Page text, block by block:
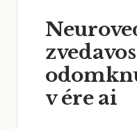
v ére ai